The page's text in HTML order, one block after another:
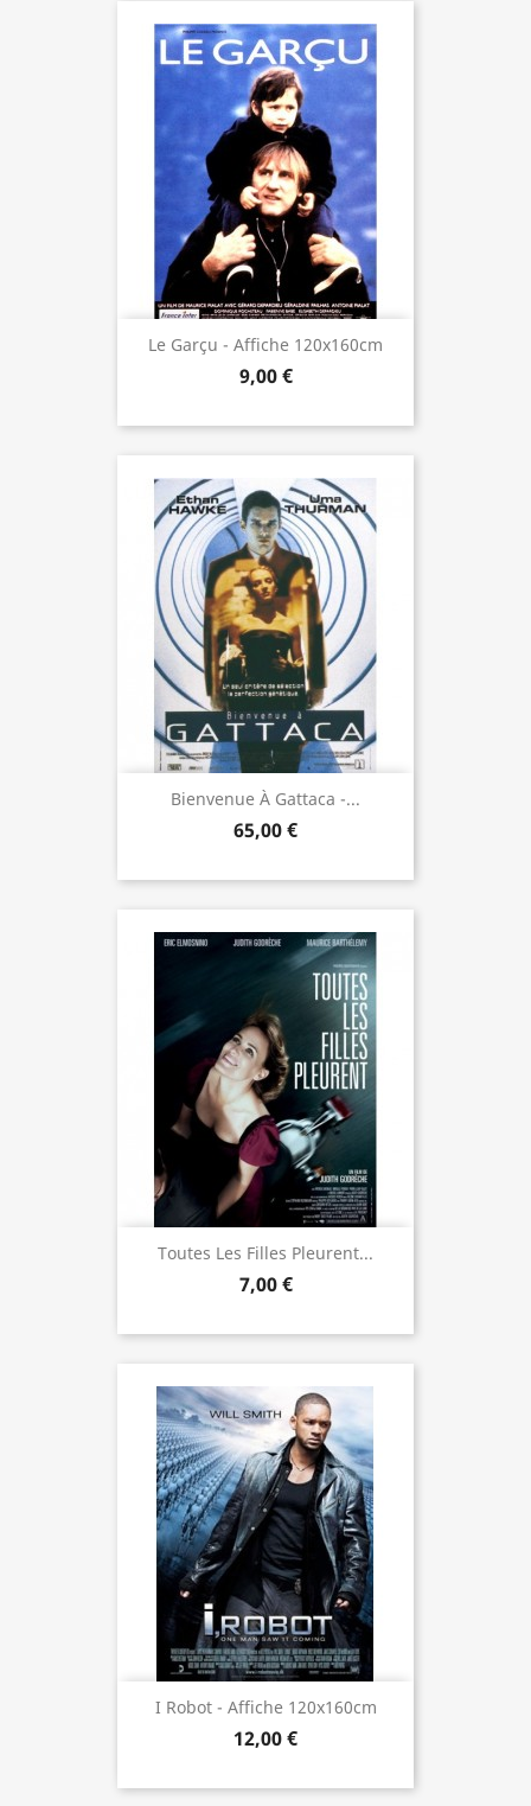
Le Garçu - Affiche 120x160cm
9,00 €
Bienvenue À Gattaca -...
65,00 €
Toutes Les Filles Pleurent...
7,00 €
I Robot - Affiche 120x160cm
12,00 €